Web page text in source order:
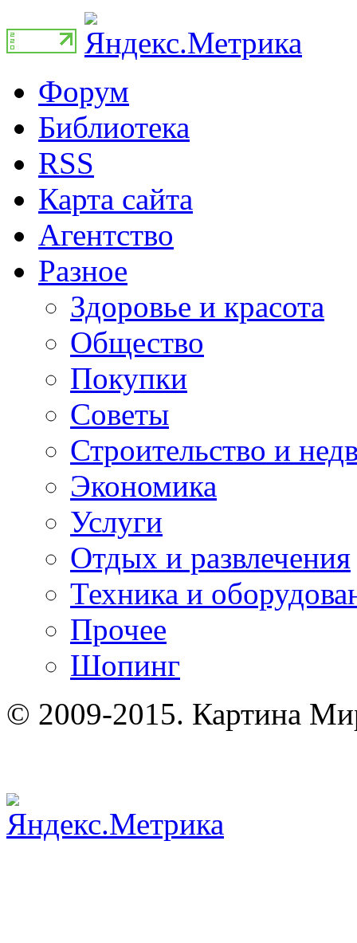
Форум
Библиотека
RSS
Карта сайта
Агентство
Разное
Здоровье и красота
Общество
Покупки
Советы
Строительство и
Экономика
Услуги
Отдых и развлечения
Техника и
Прочее
Шопинг
© 2009-2015. Картина